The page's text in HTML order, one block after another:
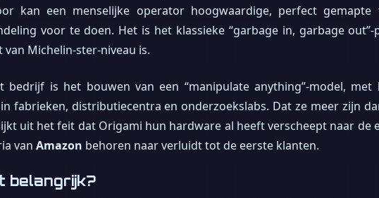
kan een menselijke operator hoogwaardige, perfect
voor te doen. Het is het klassieke “garbage in, garbage
Michelin-ster-niveau is.
bedrijf is het bouwen van een “manipulate anything”-model,
fabrieken, distributiecentra en onderzoekslabs. Dat ze meer zijn
uit het feit dat Origami hun hardware al heeft verscheept naar de
van Amazon behoren naar verluidt tot de eerste klanten.
belangrijk?